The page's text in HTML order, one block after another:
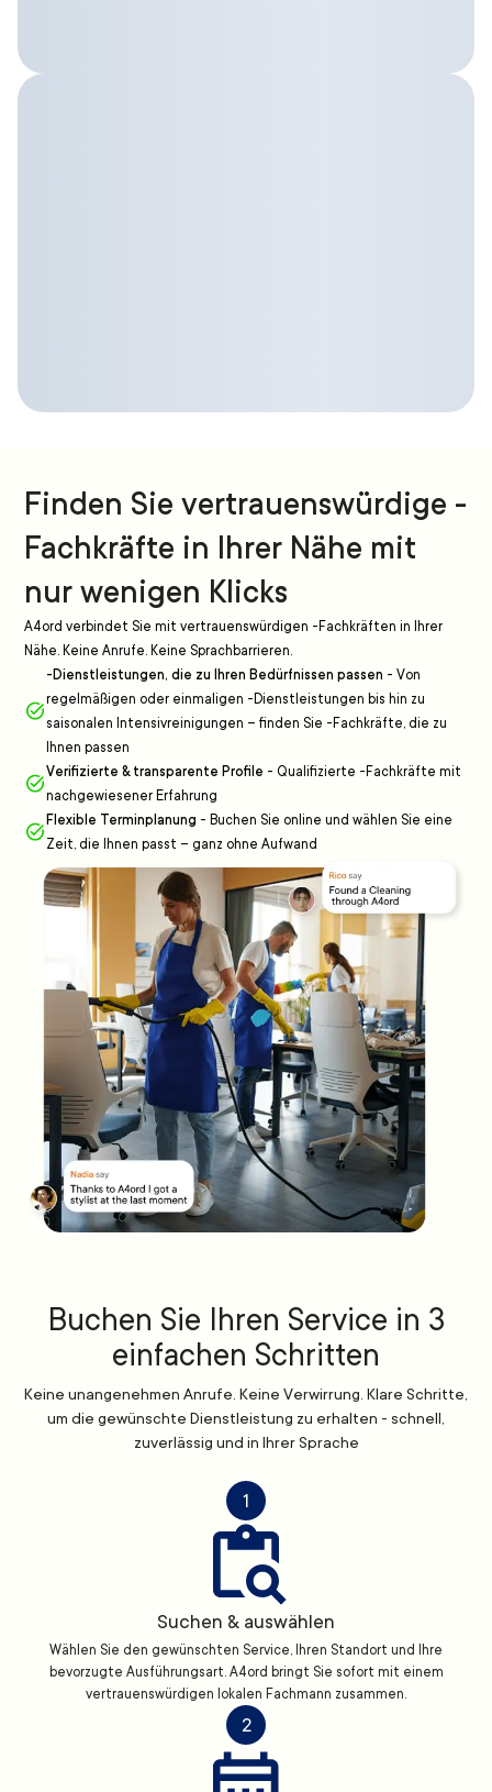
Finden Sie vertrauenswürdige -
Fachkräfte in Ihrer Nähe mit
nur wenigen Klicks
A4ord verbindet Sie mit vertrauenswürdigen -Fachkräften in Ihrer
Nähe. Keine Anrufe. Keine Sprachbarrieren.
-Dienstleistungen, die zu Ihren Bedürfnissen passen - Von
regelmäßigen oder einmaligen -Dienstleistungen bis hin zu
saisonalen Intensivreinigungen – finden Sie -Fachkräfte, die zu
Ihnen passen
Verifizierte & transparente Profile - Qualifizierte -Fachkräfte mit
nachgewiesener Erfahrung
Flexible Terminplanung - Buchen Sie online und wählen Sie eine
Zeit, die Ihnen passt – ganz ohne Aufwand
Buchen Sie Ihren Service in 3
einfachen Schritten
Keine unangenehmen Anrufe. Keine Verwirrung. Klare Schritte,
um die gewünschte Dienstleistung zu erhalten - schnell,
zuverlässig und in Ihrer Sprache
1
Suchen & auswählen
Wählen Sie den gewünschten Service, Ihren Standort und Ihre
bevorzugte Ausführungsart. A4ord bringt Sie sofort mit einem
vertrauenswürdigen lokalen Fachmann zusammen.
2